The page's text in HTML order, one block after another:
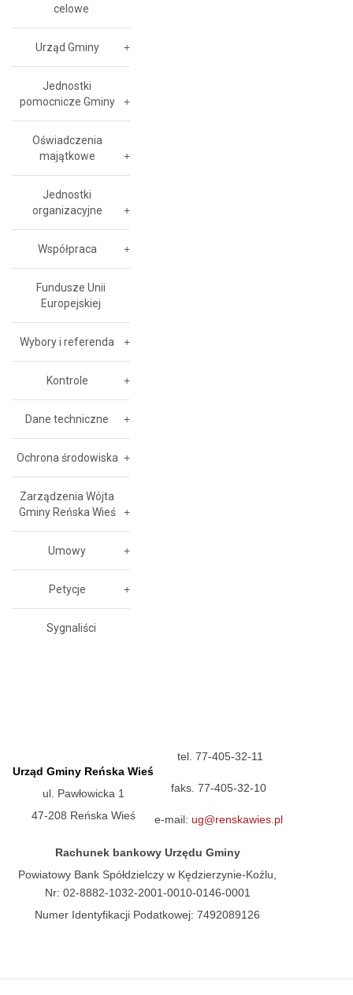
celowe
Urząd Gminy
Jednostki
pomocnicze Gminy
Oświadczenia
majątkowe
Jednostki
organizacyjne
Współpraca
Fundusze Unii
Europejskiej
Wybory i referenda
Kontrole
Dane techniczne
Ochrona środowiska
Zarządzenia Wójta
Gminy Reńska Wieś
Umowy
Petycje
Sygnaliści
Urząd Gminy Reńska Wieś
ul. Pawłowicka 1
47-208 Reńska Wieś
tel. 77-405-32-11
faks. 77-405-32-10
e-mail: ug@renskawies.pl
Rachunek bankowy Urzędu Gminy
Powiatowy Bank Spółdzielczy w Kędzierzynie-Koźlu,
Nr: 02-8882-1032-2001-0010-0146-0001
Numer Identyfikacji Podatkowej: 7492089126